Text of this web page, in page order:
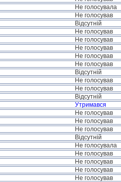
Не голосувала
Не голосував
Відсутній
Не голосував
Не голосував
Не голосував
Не голосував
Не голосував
Відсутній
Не голосував
Не голосував
Відсутній
Утримався
Не голосував
Не голосував
Не голосував
Відсутній
Не голосувала
Не голосував
Не голосував
Не голосував
Не голосував